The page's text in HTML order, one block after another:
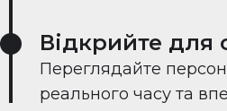
Відкрийте для
Переглядайте
реального часу та